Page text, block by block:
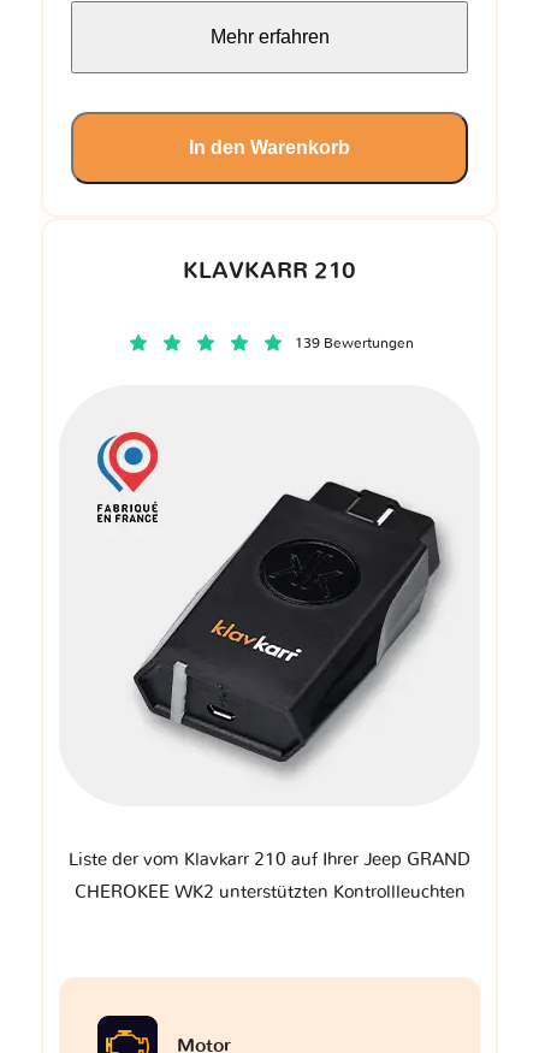
KLAVKARR 210
139 Bewertungen
Liste der vom Klavkarr 210 auf Ihrer Jeep GRAND
CHEROKEE WK2 unterstützten Kontrollleuchten
Motor
Mehr erfahren
In den Warenkorb